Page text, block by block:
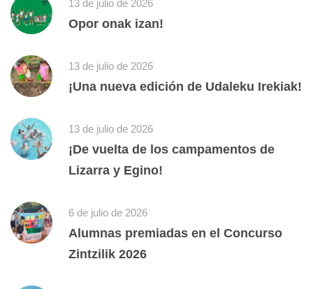
13 de julio de 2026
Opor onak izan!
13 de julio de 2026
¡Una nueva edición de Udaleku Irekiak!
13 de julio de 2026
¡De vuelta de los campamentos de
Lizarra y Egino!
6 de julio de 2026
Alumnas premiadas en el Concurso
Zintzilik 2026